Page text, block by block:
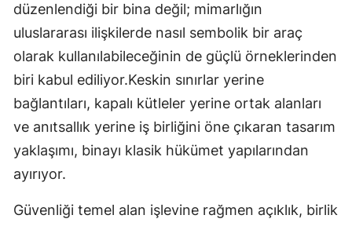
düzenlendiği bir bina değil; mimarlığın
uluslararası ilişkilerde nasıl sembolik bir araç
olarak kullanılabileceğinin de güçlü örneklerinden
biri kabul ediliyor.Keskin sınırlar yerine
bağlantıları, kapalı kütleler yerine ortak alanları
ve anıtsallık yerine iş birliğini öne çıkaran tasarım
yaklaşımı, binayı klasik hükümet yapılarından
ayırıyor.
Güvenliği temel alan işlevine rağmen açıklık, birlik